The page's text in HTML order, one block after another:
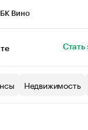
Вино
Стать
Недвижимость